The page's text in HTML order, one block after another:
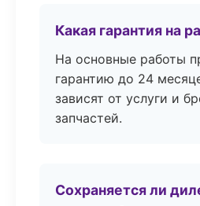
Какая гарантия на
На основные работы
гарантию до 24
зависят от услуги и
запчастей.
Сохраняется ли